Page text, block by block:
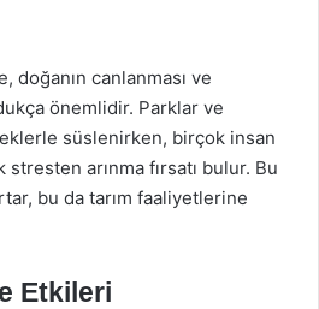
doğanın canlanması ve
önemlidir. Parklar ve
süslenirken, birçok insan
arınma fırsatı bulur. Bu
bu da tarım faaliyetlerine
Etkileri